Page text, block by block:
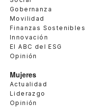
Gobernanza
Movilidad
Finanzas Sostenibles
Innovación
El ABC del ESG
Opinión
Mujeres
Actualidad
Liderazgo
Opinión